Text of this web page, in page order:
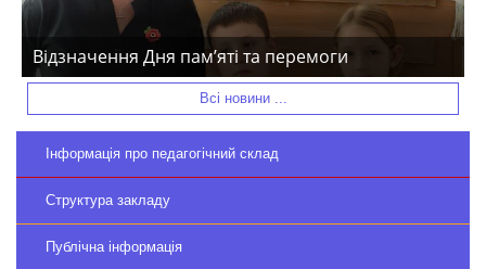
Інформація про педагогічний склад
Структура закладу
Публічна інформація
Відзначення Дня пам’яті та перемоги
Всі новини ...